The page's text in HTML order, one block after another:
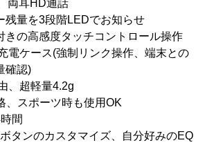
両耳HD通話
残量を3段階LEDでお知らせ
きの高感度タッチコントロール操作
電ケース(強制リンク操作、端末との
確認)
、超軽量4.2g
、スポーツ時も使用OK
間
タンのカスタマイズ、自分好みのEQ